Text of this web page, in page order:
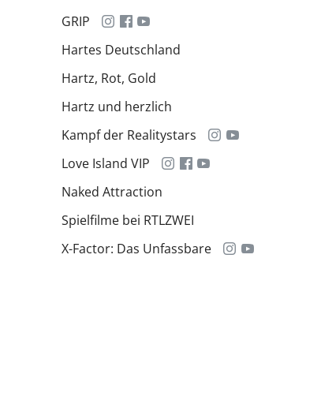
GRIP
Hartes Deutschland
Hartz, Rot, Gold
Hartz und herzlich
Kampf der Realitystars
Love Island VIP
Naked Attraction
Spielfilme bei RTLZWEI
X-Factor: Das Unfassbare